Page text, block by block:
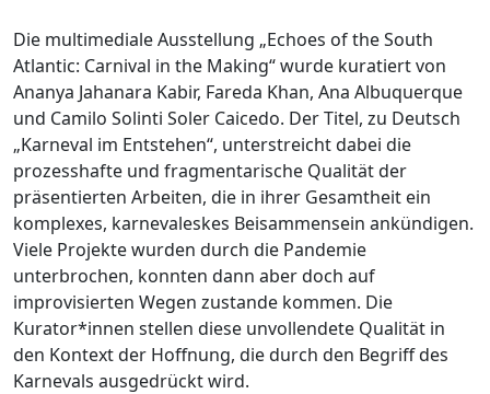
Die multimediale Ausstellung „Echoes of the South
Atlantic: Carnival in the Making“ wurde kuratiert von
Ananya Jahanara Kabir, Fareda Khan, Ana Albuquerque
und Camilo Solinti Soler Caicedo. Der Titel, zu Deutsch
„Karneval im Entstehen“, unterstreicht dabei die
prozesshafte und fragmentarische Qualität der
präsentierten Arbeiten, die in ihrer Gesamtheit ein
komplexes, karnevaleskes Beisammensein ankündigen.
Viele Projekte wurden durch die Pandemie
unterbrochen, konnten dann aber doch auf
improvisierten Wegen zustande kommen. Die
Kurator*innen stellen diese unvollendete Qualität in
den Kontext der Hoffnung, die durch den Begriff des
Karnevals ausgedrückt wird.